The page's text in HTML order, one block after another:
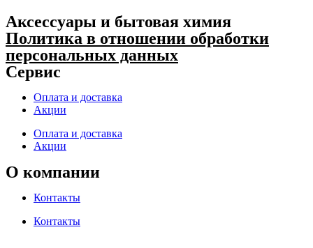
Аксессуары и бытовая химия
Политика в отношении обработки
персональных данных
Сервис
Оплата и доставка
Акции
Оплата и доставка
Акции
О компании
Контакты
Контакты